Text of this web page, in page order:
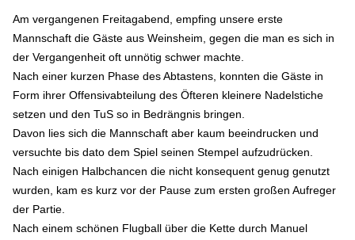
Am vergangenen Freitagabend, empfing unsere erste
Mannschaft die Gäste aus Weinsheim, gegen die man es sich in
der Vergangenheit oft unnötig schwer machte.
Nach einer kurzen Phase des Abtastens, konnten die Gäste in
Form ihrer Offensivabteilung des Öfteren kleinere Nadelstiche
setzen und den TuS so in Bedrängnis bringen.
Davon lies sich die Mannschaft aber kaum beeindrucken und
versuchte bis dato dem Spiel seinen Stempel aufzudrücken.
Nach einigen Halbchancen die nicht konsequent genug genutzt
wurden, kam es kurz vor der Pause zum ersten großen Aufreger
der Partie.
Nach einem schönen Flugball über die Kette durch Manuel